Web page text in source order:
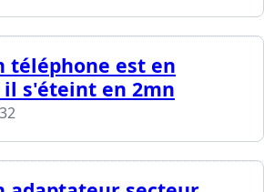
téléphone est en
s'éteint en 2mn